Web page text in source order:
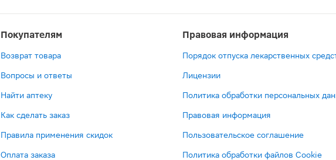
Покупателям
Возврат товара
Вопросы и ответы
Найти аптеку
Как сделать заказ
Правила применения скидок
Оплата заказа
Правовая информация
Порядок отпуска лекарственных
Лицензии
Политика обработки персональных
Правовая информация
Пользовательское соглашение
Политика обработки файлов Cookie